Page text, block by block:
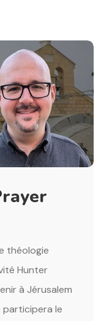
théologie
Hunter
à Jérusalem
participera le